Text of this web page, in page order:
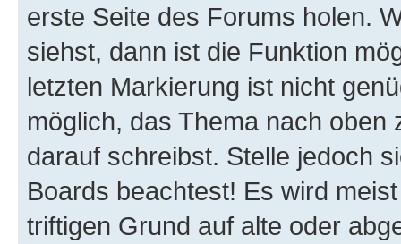
erste Seite des Forums holen.
siehst, dann ist die Funktion
letzten Markierung ist nicht
möglich, das Thema nach oben
darauf schreibst. Stelle jedoch
Boards beachtest! Es wird
triftigen Grund auf alte oder